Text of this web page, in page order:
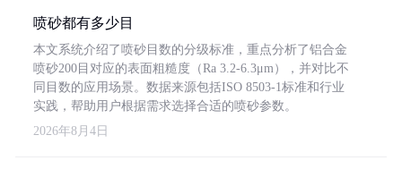
喷砂都有多少目
本文系统介绍了喷砂目数的分级标准，重点分析了铝合金
喷砂200目对应的表面粗糙度（Ra 3.2-6.3μm），并对比不
同目数的应用场景。数据来源包括ISO 8503-1标准和行业
实践，帮助用户根据需求选择合适的喷砂参数。
2026年8月4日